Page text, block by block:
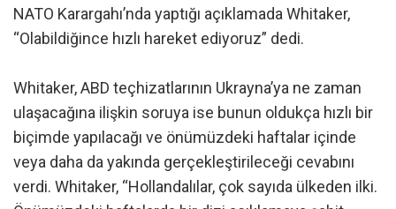
NATO Karargahı’nda yaptığı açıklamada Whitaker,
“Olabildiğince hızlı hareket ediyoruz” dedi.
Whitaker, ABD teçhizatlarının Ukrayna’ya ne zaman
ulaşacağına ilişkin soruya ise bunun oldukça hızlı bir
biçimde yapılacağı ve önümüzdeki haftalar içinde
veya daha da yakında gerçekleştirileceği cevabını
verdi. Whitaker, “Hollandalılar, çok sayıda ülkeden ilki.